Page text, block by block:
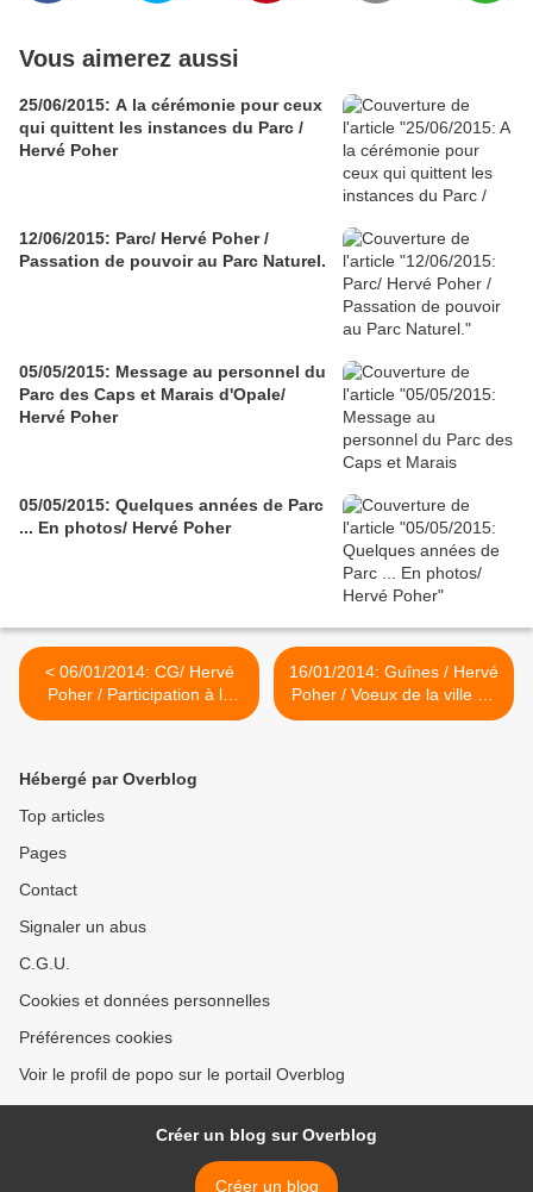
Vous aimerez aussi
25/06/2015: A la cérémonie pour ceux
qui quittent les instances du Parc /
Hervé Poher
12/06/2015: Parc/ Hervé Poher /
Passation de pouvoir au Parc Naturel.
05/05/2015: Message au personnel du
Parc des Caps et Marais d'Opale/
Hervé Poher
05/05/2015: Quelques années de Parc
... En photos/ Hervé Poher
< 06/01/2014: CG/ Hervé
Poher / Participation à la
Trame Verte et Bleue (TVB)
16/01/2014: Guînes / Hervé
Poher / Voeux de la ville de
Guînes >
Hébergé par Overblog
Top articles
Pages
Contact
Signaler un abus
C.G.U.
Cookies et données personnelles
Préférences cookies
Voir le profil de popo sur le portail Overblog
Créer un blog sur Overblog
Créer un blog